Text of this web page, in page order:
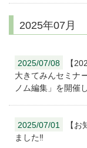
2025年07月
2025/07/08
【
大きてみんセミナ
ノム編集」を開催
2025/07/01
【
ました‼